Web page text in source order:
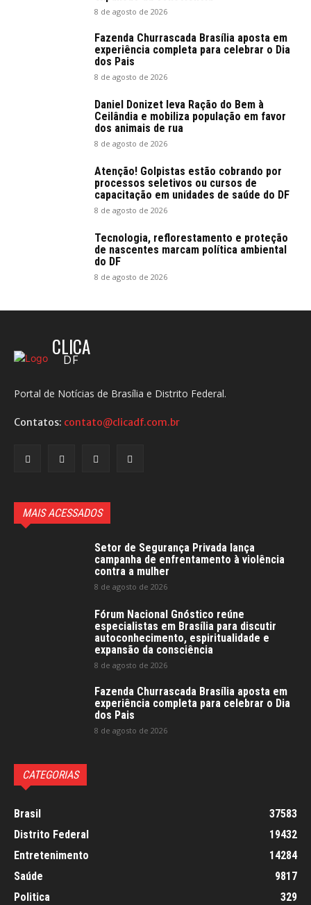
8 de agosto de 2026
Fazenda Churrascada Brasília aposta em
experiência completa para celebrar o Dia
dos Pais
8 de agosto de 2026
Daniel Donizet leva Ração do Bem à
Ceilândia e mobiliza população em favor
dos animais de rua
8 de agosto de 2026
Atenção! Golpistas estão cobrando por
processos seletivos ou cursos de
capacitação em unidades de saúde do DF
8 de agosto de 2026
Tecnologia, reflorestamento e proteção
de nascentes marcam política ambiental
do DF
8 de agosto de 2026
CLICA
DF
Portal de Notícias de Brasília e Distrito Federal.
Contatos: contato@clicadf.com.br
MAIS ACESSADOS
Setor de Segurança Privada lança
campanha de enfrentamento à violência
contra a mulher
8 de agosto de 2026
Fórum Nacional Gnóstico reúne
especialistas em Brasília para discutir
autoconhecimento, espiritualidade e
expansão da consciência
8 de agosto de 2026
Fazenda Churrascada Brasília aposta em
experiência completa para celebrar o Dia
dos Pais
8 de agosto de 2026
CATEGORIAS
Brasil
37583
Distrito Federal
19432
Entretenimento
14284
Saúde
9817
Politica
329